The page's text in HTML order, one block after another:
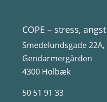
COPE – stress,
Smedelundsgade 22A,
Gendarmergården
4300 Holbæk
50 51 91 33